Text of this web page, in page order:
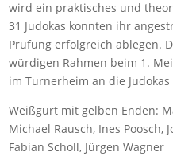
wird ein praktisches und
31 Judokas konnten ihr
Prüfung erfolgreich ablegen.
würdigen Rahmen beim 1.
im Turnerheim an die
Weißgurt mit gelben Enden:
Michael Rausch, Ines Poosch,
Fabian Scholl, Jürgen Wagner